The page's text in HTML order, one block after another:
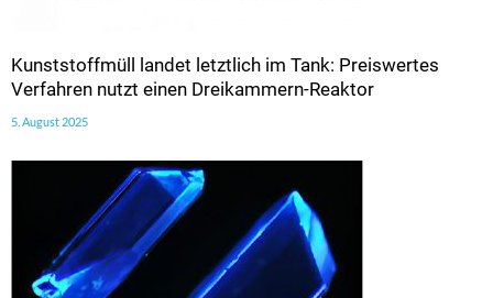
Kunststoffmüll landet letztlich im Tank: Preiswertes
Verfahren nutzt einen Dreikammern-Reaktor
5. August 2025